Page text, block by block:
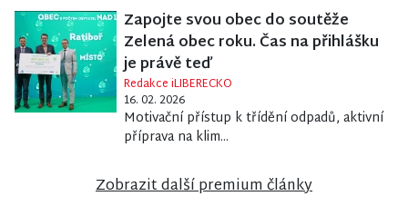
Zapojte svou obec do soutěže
Zelená obec roku. Čas na přihlášku
je právě teď
Redakce iLIBERECKO
16. 02. 2026
Motivační přístup k třídění odpadů, aktivní
příprava na klim...
Zobrazit další premium články